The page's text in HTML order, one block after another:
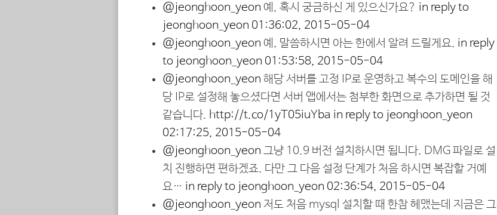
@jeonghoon_yeon 예, 혹시 궁금하신 게 있으신가요? in reply to
jeonghoon_yeon 01:36:02, 2015-05-04
@jeonghoon_yeon 예, 말씀하시면 아는 한에서 알려 드릴게요. in reply
to jeonghoon_yeon 01:53:58, 2015-05-04
@jeonghoon_yeon 해당 서버를 고정 IP로 운영하고 복수의 도메인을 해
당 IP로 설정해 놓으셨다면 서버 앱에서는 첨부한 화면으로 추가하면 될 것
같습니다. http://t.co/1yT05iuYba in reply to jeonghoon_yeon
02:17:25, 2015-05-04
@jeonghoon_yeon 그냥 10.9 버전 설치하시면 됩니다. DMG 파일로 설
치 진행하면 편하겠죠. 다만 그 다음 설정 단계가 처음 하시면 복잡할 거예
요… in reply to jeonghoon_yeon 02:36:54, 2015-05-04
@jeonghoon_yeon 저도 처음 mysql 설치할 때 한참 헤맸는데 지금은 그